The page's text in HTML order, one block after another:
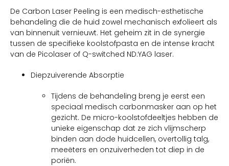
De Carbon Laser Peeling is een medisch-esthetische
behandeling die de huid zowel mechanisch exfolieert als
van binnenuit vernieuwt. Het geheim zit in de synergie
tussen de specifieke koolstofpasta en de intense kracht
van de Picolaser of Q-switched ND:YAG laser.
Diepzuiverende Absorptie
Tijdens de behandeling breng je eerst een
speciaal medisch carbonmasker aan op het
gezicht. De micro-koolstofdeeltjes hebben de
unieke eigenschap dat ze zich vlijmscherp
binden aan dode huidcellen, overtollig talg,
meeëters en onzuiverheden tot diep in de
poriën.